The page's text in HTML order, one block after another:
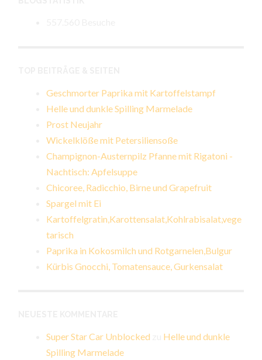
Geschmorter Paprika mit Kartoffelstampf
Helle und dunkle Spilling Marmelade
Prost Neujahr
Wickelklöße mit Petersiliensoße
Champignon-Austernpilz Pfanne mit Rigatoni -
Nachtisch: Apfelsuppe
Chicoree, Radicchio, Birne und Grapefruit
Spargel mit Ei
Kartoffelgratin,Karottensalat,Kohlrabisalat,vege
tarisch
Paprika in Kokosmilch und Rotgarnelen,Bulgur
Kürbis Gnocchi, Tomatensauce, Gurkensalat
Super Star Car Unblocked
Helle und dunkle
Spilling Marmelade